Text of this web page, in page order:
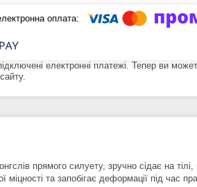
електронні платежі. Тепер ви
прямого силуету, зручно сідає на
міцності та запобігає деформації під час